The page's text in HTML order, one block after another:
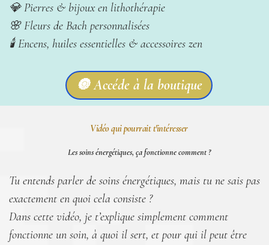
💎 Pierres & bijoux en lithothérapie
🌸 Fleurs de Bach personnalisées
🕯️ Encens, huiles essentielles & accessoires zen
🔘 Accéde à la boutique
Vidéo qui pourrait t'intéresser
Les soins énergétiques, ça fonctionne comment ?
Tu entends parler de soins énergétiques, mais tu ne sais pas
exactement en quoi cela consiste ?
Dans cette vidéo, je t’explique simplement comment
fonctionne un soin, à quoi il sert, et pour qui il peut être